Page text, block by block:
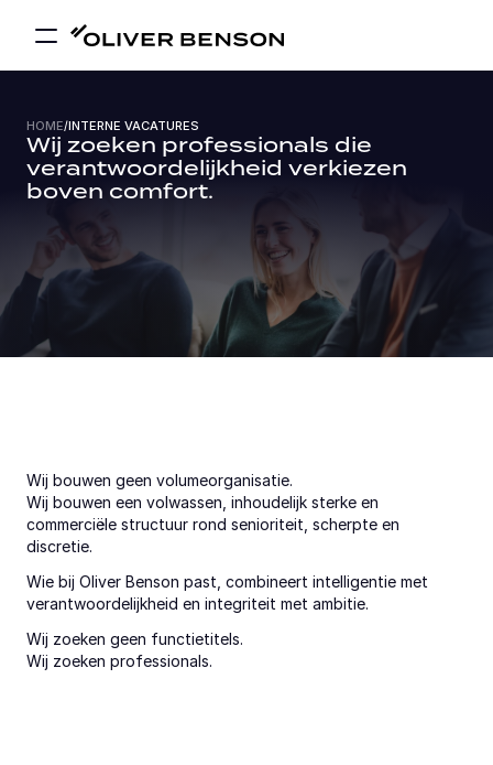
HOME/INTERNE VACATURES
Wij zoeken professionals die
verantwoordelijkheid verkiezen
boven comfort.
Wij bouwen geen volumeorganisatie.
Wij bouwen een volwassen, inhoudelijk sterke en
commerciële structuur rond senioriteit, scherpte en
discretie.
Wie bij Oliver Benson past, combineert intelligentie met
verantwoordelijkheid en integriteit met ambitie.
Wij zoeken geen functietitels.
Wij zoeken professionals.